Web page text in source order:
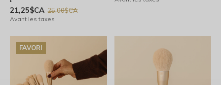
21,25$CA 25,00$CA
Avant les taxes
FAVORI